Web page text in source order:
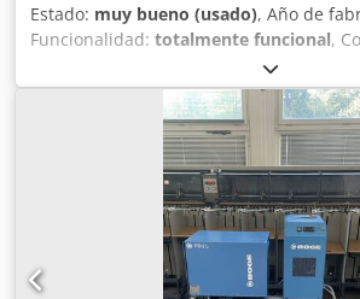
Estado: muy bueno (usado), Año de
Funcionalidad: totalmente funcional,
tornillo BOGE C9, máquina revisada y
técnicos: Caudal: 1,06 m³/min (1060 L/
kW; Presión máxima: 10 bar; Año: 2018;
funcionamiento: 12.222 h; Precio neto:
Aiszmtp Asrock Precio bruto: 12.054 zł